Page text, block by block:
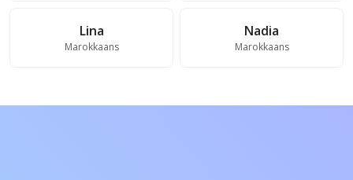
Lina
Marokkaans
Nadia
Marokkaans